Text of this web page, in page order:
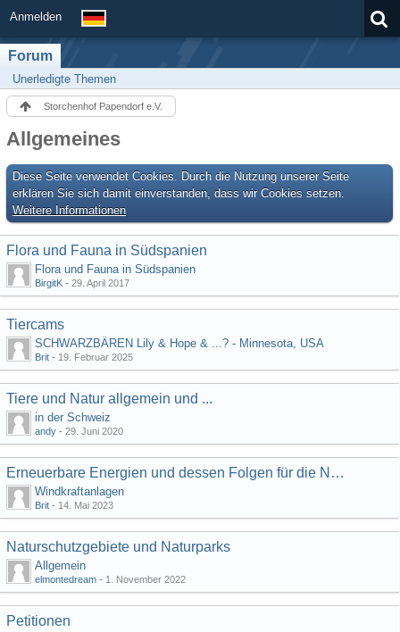
Anmelden
Forum
Unerledigte Themen
Storchenhof Papendorf e.V.
Allgemeines
Diese Seite verwendet Cookies. Durch die Nutzung unserer Seite
erklären Sie sich damit einverstanden, dass wir Cookies setzen.
Weitere Informationen
Flora und Fauna in Südspanien
Flora und Fauna in Südspanien
BirgitK - 29. April 2017
Tiercams
SCHWARZBÄREN Lily & Hope & ...? - Minnesota, USA
Brit - 19. Februar 2025
Tiere und Natur allgemein und ...
in der Schweiz
andy - 29. Juni 2020
Erneuerbare Energien und dessen Folgen für die Natur
Windkraftanlagen
Brit - 14. Mai 2023
Naturschutzgebiete und Naturparks
Allgemein
elmontedream - 1. November 2022
Petitionen